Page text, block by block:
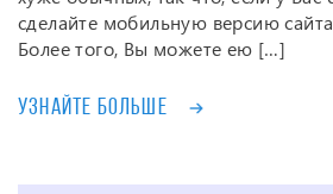
сделайте мобильную версию
Более того, Вы можете ею […]
Узнайте больше